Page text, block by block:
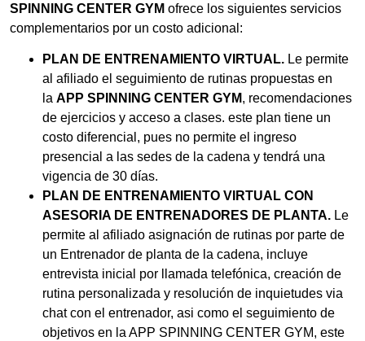
SPINNING CENTER GYM ofrece los siguientes servicios
complementarios por un costo adicional:
PLAN DE ENTRENAMIENTO VIRTUAL. Le permite
al afiliado el seguimiento de rutinas propuestas en
la APP SPINNING CENTER GYM, recomendaciones
de ejercicios y acceso a clases. este plan tiene un
costo diferencial, pues no permite el ingreso
presencial a las sedes de la cadena y tendrá una
vigencia de 30 días.
PLAN DE ENTRENAMIENTO VIRTUAL CON
ASESORIA DE ENTRENADORES DE PLANTA. Le
permite al afiliado asignación de rutinas por parte de
un Entrenador de planta de la cadena, incluye
entrevista inicial por llamada telefónica, creación de
rutina personalizada y resolución de inquietudes via
chat con el entrenador, asi como el seguimiento de
objetivos en la APP SPINNING CENTER GYM, este